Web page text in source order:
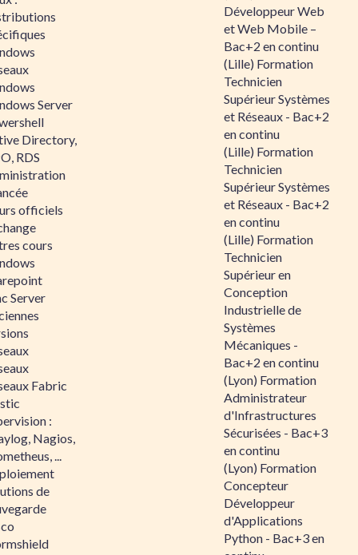
Server
Directory,
RDS
officiels
cours
Server
Fabric
:
Nagios,
...
de
Développeur Web
et Web Mobile –
Bac+2 en continu
(Lille) Formation
Technicien
Supérieur Systèmes
et Réseaux - Bac+2
en continu
(Lille) Formation
Technicien
Supérieur Systèmes
et Réseaux - Bac+2
en continu
(Lille) Formation
Technicien
Supérieur en
Conception
Industrielle de
Systèmes
Mécaniques -
Bac+2 en continu
(Lyon) Formation
Administrateur
d'Infrastructures
Sécurisées - Bac+3
en continu
(Lyon) Formation
Concepteur
Développeur
d'Applications
Python - Bac+3 en